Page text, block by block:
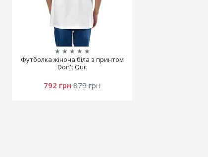
★ ★ ★ ★ ★
Футболка жіноча біла з принтом
Don't Quit
792 грн 879 грн